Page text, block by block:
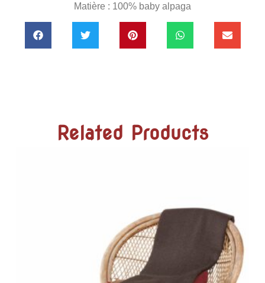
Matière : 100% baby alpaga
Related Products